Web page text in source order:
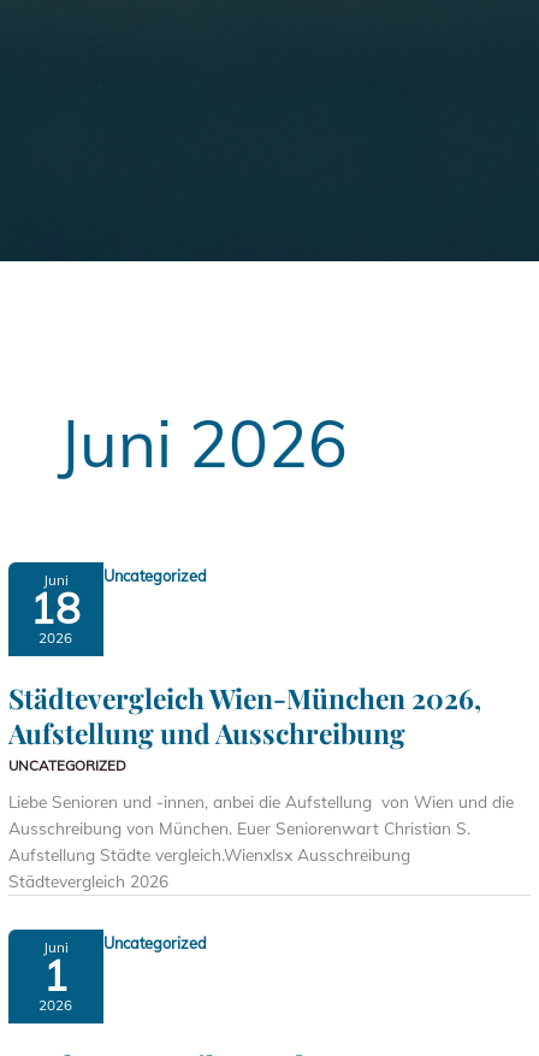
Juni 2026
Juni
18
2026
Uncategorized
Städtevergleich Wien-München 2026,
Aufstellung und Ausschreibung
UNCATEGORIZED
Liebe Senioren und -innen, anbei die Aufstellung von Wien und die
Ausschreibung von München. Euer Seniorenwart Christian S.
Aufstellung Städte vergleich.Wienxlsx Ausschreibung
Städtevergleich 2026
Juni
1
2026
Uncategorized